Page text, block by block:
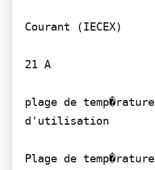
Courant (IECEX)
21 A
plage de temp�rature
d'utilisation
Plage de temp�rature